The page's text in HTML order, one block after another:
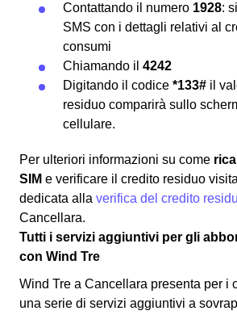
Contattando il numero 1928:
SMS con i dettagli relativi al
consumi
Chiamando il 4242
Digitando il codice *133# il
residuo comparirà sullo
cellulare.
Per ulteriori informazioni su come
SIM e verificare il credito residuo
dedicata alla verifica del credito
Cancellara.
Tutti i servizi aggiuntivi per gli
con Wind Tre
Wind Tre a Cancellara presenta per i
una serie di servizi aggiuntivi a